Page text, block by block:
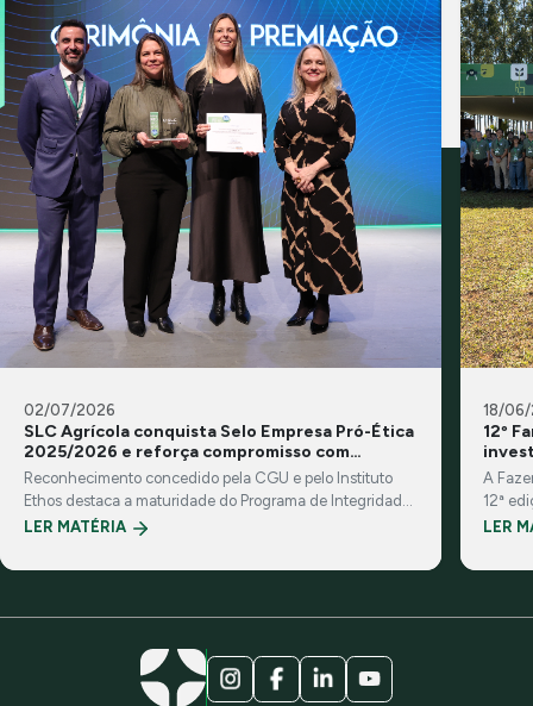
02/07/2026
SLC Agrícola conquista Selo Empresa Pró-Ética
2025/2026 e reforça compromisso com
integridade e transparência
Reconhecimento concedido pela CGU e pelo Instituto
Ethos destaca a maturidade do Programa de Integridade
da Companhia e suas práticas de governança
LER MATÉRIA
18/
12º
A
12ª
LER